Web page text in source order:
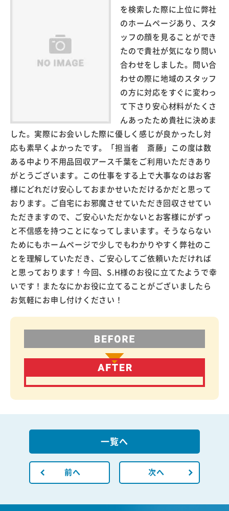
を検索した際に上位に弊社
のホームページあり、スタ
ッフの顔を見ることができ
たので貴社が気になり問い
合わせをしました。問い合
わせの際に地域のスタッフ
の方に対応をすぐに変わっ
て下さり安心材料がたくさ
んあったため貴社に決めま
した。実際にお会いした際に優しく感じが良かったし対
応も素早くよかったです。「担当者 斎藤」この度は数
ある中より不用品回収アース千葉をご利用いただきあり
がとうございます。この仕事をする上で大事なのはお客
様にどれだけ安心しておまかせいただけるかだと思って
おります。ご自宅にお邪魔させていただき回収させてい
ただきますので、ご安心いただかないとお客様にがずっ
と不信感を持つことになってしまいます。そうならない
ためにもホームページで少しでもわかりやすく弊社のこ
とを理解していただき、ご安心してご依頼いただければ
と思っております！今回、S.H様のお役に立てたようで幸
いです！またなにかお役に立てることがございましたら
お気軽にお申し付けください！
前へ
一覧へ
次へ